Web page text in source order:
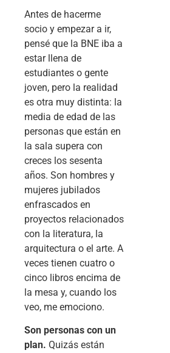
Antes de hacerme
socio y empezar a ir,
pensé que la BNE iba a
estar llena de
estudiantes o gente
joven, pero la realidad
es otra muy distinta: la
media de edad de las
personas que están en
la sala supera con
creces los sesenta
años. Son hombres y
mujeres jubilados
enfrascados en
proyectos relacionados
con la literatura, la
arquitectura o el arte. A
veces tienen cuatro o
cinco libros encima de
la mesa y, cuando los
veo, me emociono.
Son personas con un
plan. Quizás están